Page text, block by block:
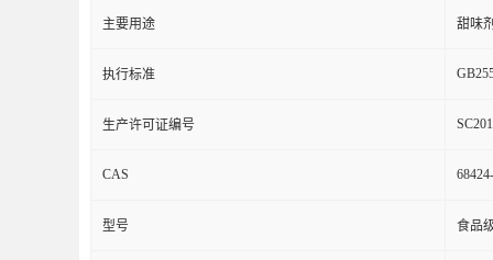
主要用途 甜味
执行标准
生产许可证编号
CAS
型号 食品